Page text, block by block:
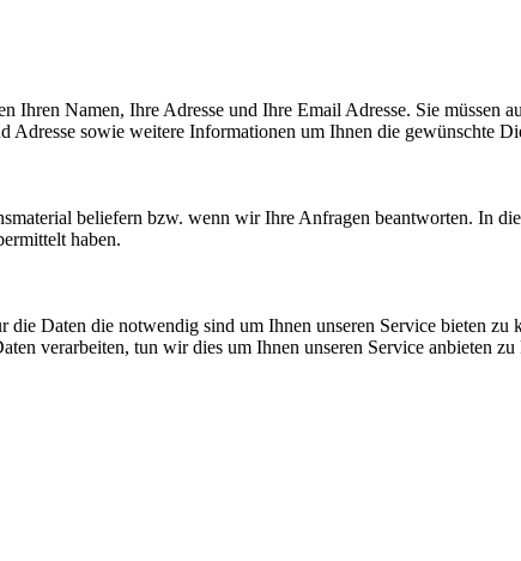
Ihren Namen, Ihre Adresse und Ihre Email Adresse. Sie müssen
sowie weitere Informationen um Ihnen die gewünschte
beliefern bzw. wenn wir Ihre Anfragen beantworten. In
haben.
die Daten die notwendig sind um Ihnen unseren Service bieten
verarbeiten, tun wir dies um Ihnen unseren Service anbieten